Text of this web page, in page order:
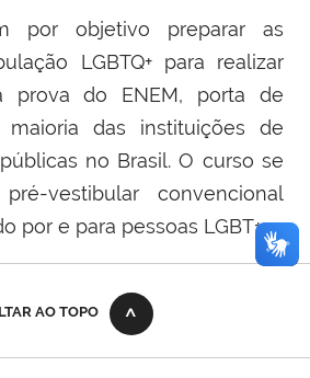
por objetivo preparar as
LGBTQ+ para realizar
prova do ENEM, porta de
das instituições de
no Brasil. O curso se
vestibular convencional
por e para pessoas LGBT+.
AO TOPO